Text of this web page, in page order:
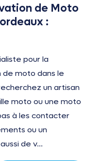
de Moto
:
pour la
moto dans le
un artisan
moto ou une moto
à les contacter
ou un
de v...